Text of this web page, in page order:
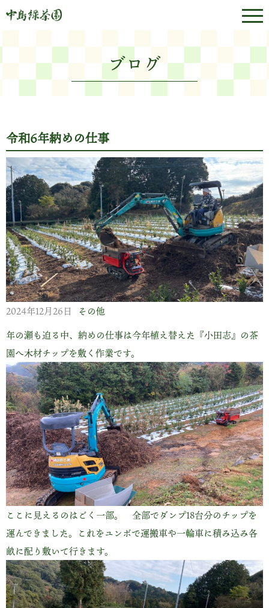
ブログ
令和6年納めの仕事
2024年12月26日
その他
年の瀬も迫る中、納めの仕事は今年植え替えた『小田志』の茶
園へ木材チップを敷く作業です。
ここに見えるのはごく一部。 全部でダンプ18台分のチップを
運んできました。これをユンボで運搬車や一輪車に積み込み各
畝に配り敷いて行きます。